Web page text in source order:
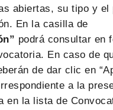
abiertas, su tipo y el
En la casilla de
podrá consultar en
En caso de
de dar clic en
a la
en la lista de